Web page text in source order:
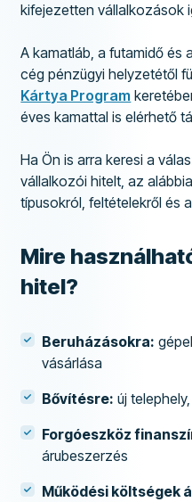
kifejezetten vállalkozások
A kamatláb, a futamidő és
cég pénzügyi helyzetétől
Kártya Program
éves kamattal is elérhető
Ha Ön is arra keresi a
vállalkozói hitelt, az
típusokról, feltételekről és
Mire
hitel?
Beruházásokra:
vásárlása
Bővítésre: új
Forgóeszköz
árubeszerzés
Működési költségek